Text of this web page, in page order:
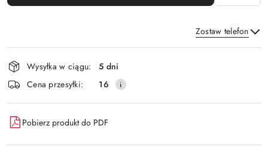
Zostaw telefon
Wyślij
Dostępność
i
dostawa
Wysyłka w ciągu:
5 dni
Cena przesyłki:
16
Pobierz produkt do PDF